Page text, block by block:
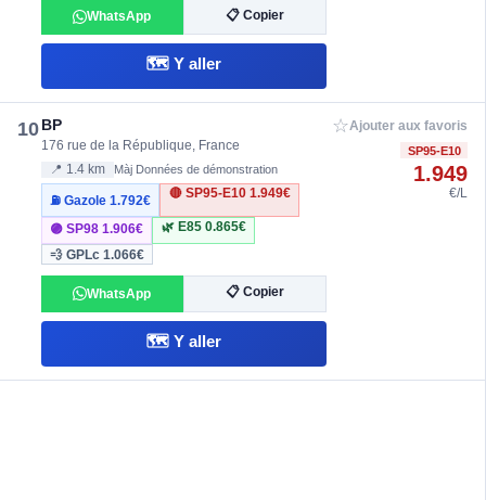
WhatsApp 📋 Copier
🗺️ Y aller
10BP
176 rue de la République, France
📍 1.4 km Màj Données de démonstration
⛽ Gazole1.792€
🔴 SP95-E10 1.949€
🟣 SP981.906€ 🌿 E85 0.865€
💨 GPLc1.066€
WhatsApp 📋 Copier
🗺️ Y aller
☆Ajouter aux favoris
SP95-E10
1.949
€/L